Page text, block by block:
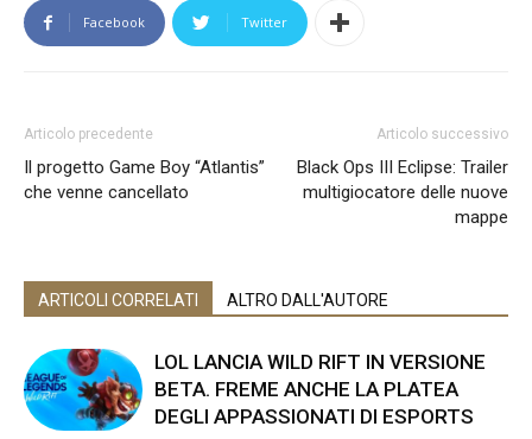
Facebook Twitter
Articolo precedente
Il progetto Game Boy “Atlantis”
che venne cancellato
Articolo successivo
Black Ops III Eclipse: Trailer
multigiocatore delle nuove
mappe
ARTICOLI CORRELATI ALTRO DALL'AUTORE
LOL LANCIA WILD RIFT IN VERSIONE
BETA. FREME ANCHE LA PLATEA
DEGLI APPASSIONATI DI ESPORTS